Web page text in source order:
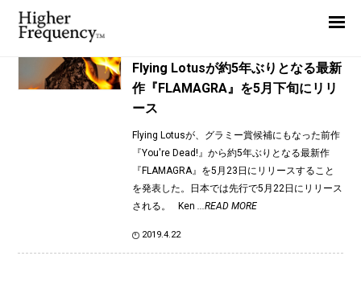
TAG: Yukimi Nagano
Flying Lotusが約5年ぶりとなる最新
作『FLAMAGRA』を5月下旬にリリ
ース
Flying Lotusが、グラミー賞候補にもなった前作
『You're Dead!』から約5年ぶりとなる最新作
『FLAMAGRA』を5月23日にリリースすること
を発表した。日本では先行で5月22日にリリース
される。 Ken ...READ MORE
2019.4.22
News
Interview
Report